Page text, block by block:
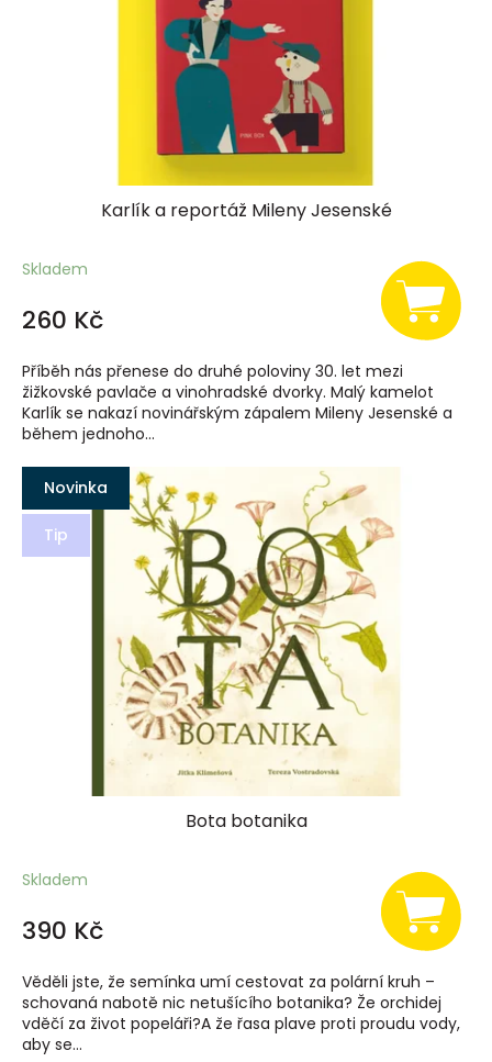
Karlík a reportáž Mileny Jesenské
Skladem
260 Kč
Příběh nás přenese do druhé poloviny 30. let mezi
žižkovské pavlače a vinohradské dvorky. Malý kamelot
Karlík se nakazí novinářským zápalem Mileny Jesenské a
během jednoho...
Novinka
Tip
Bota botanika
Skladem
390 Kč
Věděli jste, že semínka umí cestovat za polární kruh –
schovaná nabotě nic netušícího botanika? Že orchidej
vděčí za život popeláři?A že řasa plave proti proudu vody,
aby se...